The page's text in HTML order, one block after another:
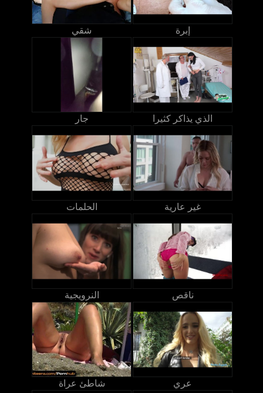
شقي إبرة
جار الذي يذاكر كثيرا
الحلمات غير عارية
النرويجية ناقص
شاطئ عراة عري